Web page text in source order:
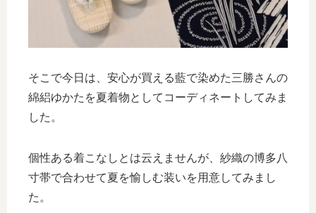
そこで今日は、安心が買える藍で染めた三勝さんの
綿絽ゆかたを夏着物としてコーディネートしてみま
した。
個性ある着こなしとは云えませんが、紗織の博多八
寸帯で合わせて夏を愉しむ装いを用意してみまし
た。